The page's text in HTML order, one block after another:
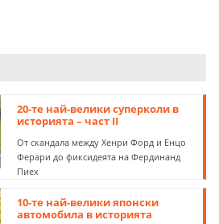
20-те най-велики суперколи в
От скандала между Хенри Форд и Енцо
Ферари до фиксидеята на Фердинанд
10-те най-велики японски